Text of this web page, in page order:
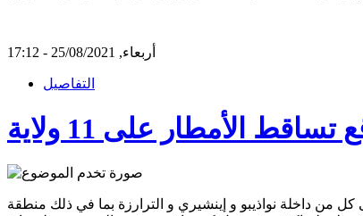
أربعاء, 25/08/2021 - 17:12
التفاصيل
الأمطار على 11 ولاية
كل من داخلة نواذيبو و إينشيري و الترارزة بما في ذلك منطقة